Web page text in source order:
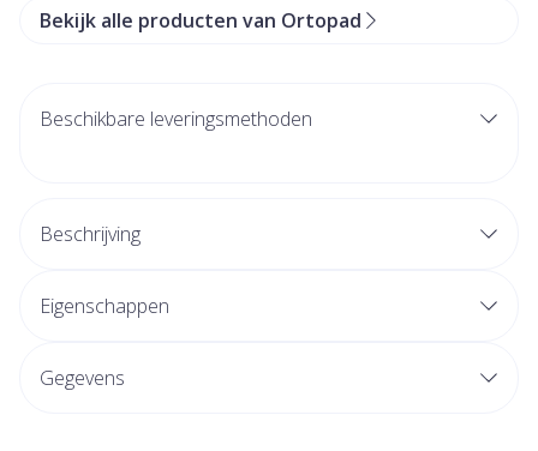
Bekijk alle producten van Ortopad
Beschikbare leveringsmethoden
Beschrijving
Eigenschappen
Gegevens